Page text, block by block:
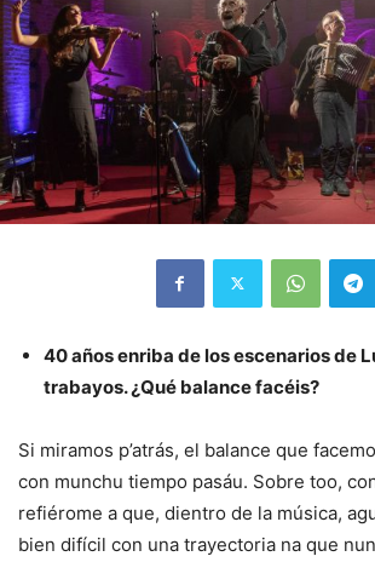
40 años enriba de los escenarios de
trabayos. ¿Qué balance facéis?
Si miramos p’atrás, el balance que
con munchu tiempo pasáu. Sobre too,
refiérome a que, dientro de la música,
bien difícil con una trayectoria na que